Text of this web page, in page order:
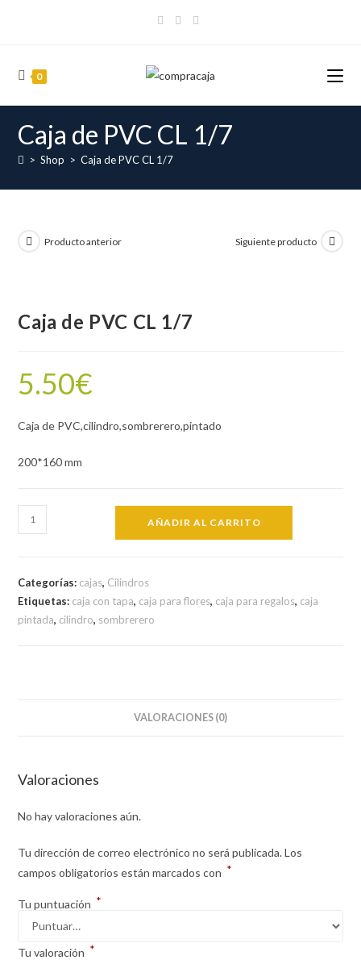
0
Caja de PVC CL 1/7
> Shop > Caja de PVC CL 1/7
Producto anterior Siguiente producto
Caja de PVC CL 1/7
5.50€
Caja de PVC,cilindro,sombrerero,pintado
200*160 mm
Caja
de
1/7
cantidad
AÑADIR AL CARRITO
Categorías: cajas, Cilindros
Etiquetas: caja con tapa, caja para flores, caja para regalos, caja
pintada, cilindro, sombrerero
VALORACIONES (0)
Valoraciones
No hay valoraciones aún.
Tu dirección de correo electrónico no será publicada. Los
campos obligatorios están marcados con *
Tu puntuación *
Tu valoración *